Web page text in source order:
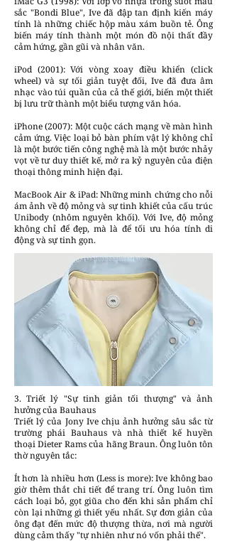
sắc "Bondi Blue", Ive đã đập tan định kiến máy
tính là những chiếc hộp màu xám buồn tẻ. Ông
biến máy tính thành một món đồ nội thất đầy
cảm hứng, gần gũi và nhân văn.
iPod (2001): Với vòng xoay điều khiển (click
wheel) và sự tối giản tuyệt đối, Ive đã đưa âm
nhạc vào túi quần của cả thế giới, biến một thiết
bị lưu trữ thành một biểu tượng văn hóa.
iPhone (2007): Một cuộc cách mạng về màn hình
cảm ứng. Việc loại bỏ bàn phím vật lý không chỉ
là một bước tiến công nghệ mà là một bước nhảy
vọt về tư duy thiết kế, mở ra kỷ nguyên của điện
thoại thông minh hiện đại.
MacBook Air & iPad: Những minh chứng cho nỗi
ám ảnh về độ mỏng và sự tinh khiết của cấu trúc
Unibody (nhôm nguyên khối). Với Ive, độ mỏng
không chỉ để đẹp, mà là để tối ưu hóa tính di
động và sự tinh gọn.
3. Triết lý "Sự tinh giản tối thượng" và ảnh
hưởng của Bauhaus
Triết lý của Jony Ive chịu ảnh hưởng sâu sắc từ
trường phái Bauhaus và nhà thiết kế huyền
thoại Dieter Rams của hãng Braun. Ông luôn tôn
thờ nguyên tắc:
Ít hơn là nhiều hơn (Less is more): Ive không bao
giờ thêm thắt chi tiết để trang trí. Ông luôn tìm
cách loại bỏ, gọt giũa cho đến khi sản phẩm chỉ
còn lại những gì thiết yếu nhất. Sự đơn giản của
ông đạt đến mức độ thượng thừa, nơi mà người
dùng cảm thấy "tự nhiên như nó vốn phải thế".